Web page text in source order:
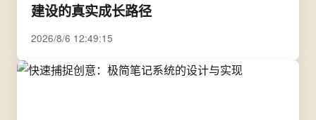
建设的真实成长路径
2026/8/6 12:49:15